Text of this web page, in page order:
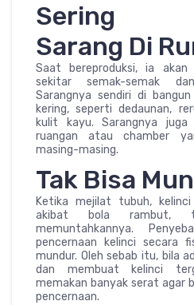
Sering
Sarang Di
Saat bereproduksi, ia akan
sekitar semak-semak
Sarangnya sendiri di
kering, seperti dedaunan,
kulit kayu. Sarangnya juga
ruangan atau chamber
masing-masing.
Tak Bisa
Ketika mejilat tubuh,
akibat bola rambut,
memuntahkannya.
pencernaan kelinci secara
mundur. Oleh sebab itu, bila
dan membuat kelinci
memakan banyak serat agar
pencernaan.